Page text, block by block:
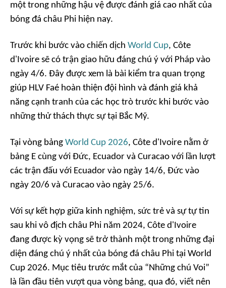
một trong những hậu vệ được đánh giá cao nhất của
bóng đá châu Phi hiện nay.
Trước khi bước vào chiến dịch World Cup, Côte
d'Ivoire sẽ có trận giao hữu đáng chú ý với Pháp vào
ngày 4/6. Đây được xem là bài kiểm tra quan trọng
giúp HLV Faé hoàn thiện đội hình và đánh giá khả
năng cạnh tranh của các học trò trước khi bước vào
những thử thách thực sự tại Bắc Mỹ.
Tại vòng bảng World Cup 2026, Côte d'Ivoire nằm ở
bảng E cùng với Đức, Ecuador và Curacao với lần lượt
các trận đấu với Ecuador vào ngày 14/6, Đức vào
ngày 20/6 và Curacao vào ngày 25/6.
Với sự kết hợp giữa kinh nghiệm, sức trẻ và sự tự tin
sau khi vô địch châu Phi năm 2024, Côte d'Ivoire
đang được kỳ vọng sẽ trở thành một trong những đại
diện đáng chú ý nhất của bóng đá châu Phi tại World
Cup 2026. Mục tiêu trước mắt của “Những chú Voi”
là lần đầu tiên vượt qua vòng bảng, qua đó, viết nên